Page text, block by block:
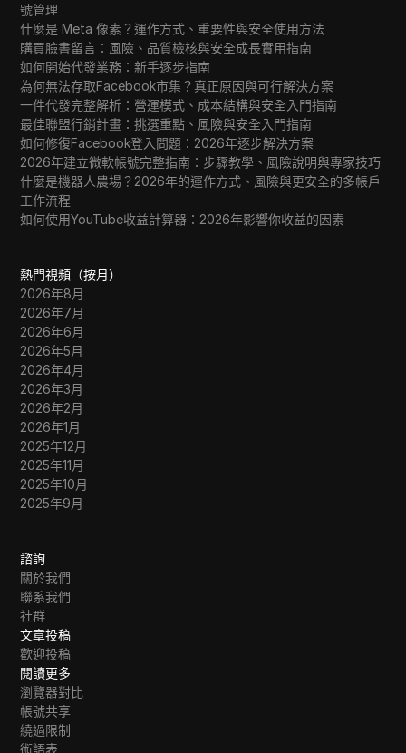
號管理
什麼是 Meta 像素？運作方式、重要性與安全使用方法
購買臉書留言：風險、品質檢核與安全成長實用指南
如何開始代發業務：新手逐步指南
為何無法存取Facebook市集？真正原因與可行解決方案
一件代發完整解析：營運模式、成本結構與安全入門指南
最佳聯盟行銷計畫：挑選重點、風險與安全入門指南
如何修復Facebook登入問題：2026年逐步解決方案
2026年建立微軟帳號完整指南：步驟教學、風險說明與專家技巧
什麼是機器人農場？2026年的運作方式、風險與更安全的多帳戶
工作流程
如何使用YouTube收益計算器：2026年影響你收益的因素
熱門視頻（按月）
2026年8月
2026年7月
2026年6月
2026年5月
2026年4月
2026年3月
2026年2月
2026年1月
2025年12月
2025年11月
2025年10月
2025年9月
諮詢
關於我們
聯系我們
社群
文章投稿
歡迎投稿
閱讀更多
瀏覽器對比
帳號共享
繞過限制
術語表